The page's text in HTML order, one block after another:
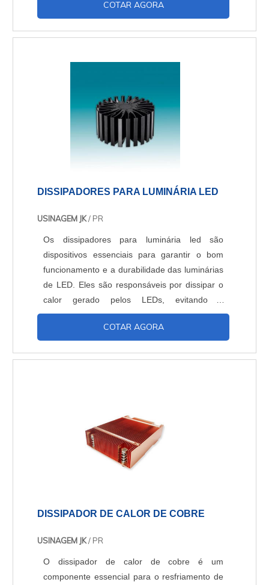
COTAR AGORA
DISSIPADORES PARA LUMINÁRIA LED
USINAGEM JK/ PR
Os dissipadores para luminária led são
dispositivos essenciais para garantir o bom
funcionamento e a durabilidade das luminárias
de LED. Eles são responsáveis por dissipar o
calor gerado pelos LEDs, evitando o
superaquecimento e prolongando a vida útil
dos componentes.COTAR AGORA
DISSIPADOR DE CALOR DE COBRE
USINAGEM JK/ PR
O dissipador de calor de cobre é um
componente essencial para o resfriamento de